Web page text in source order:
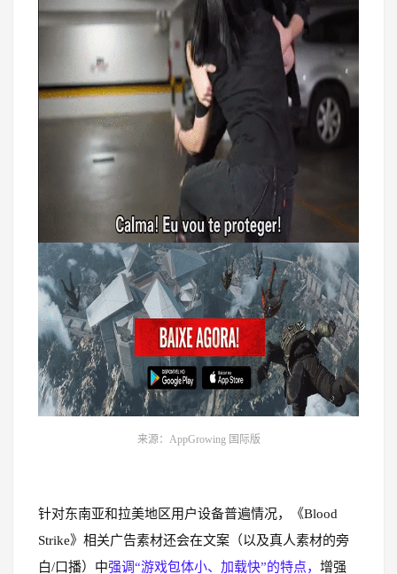
来源：AppGrowing 国际版
针对东南亚和拉美地区用户设备普遍情况，《Blood
Strike》相关广告素材还会在文案（以及真人素材的旁
白/口播）中强调“游戏包体小、加载快”的特点， 增强